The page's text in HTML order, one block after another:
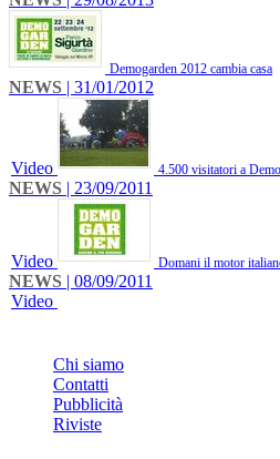
Demogarden 2012 cambia casa
NEWS | 31/01/2012
Video 4.500 visitatori a
NEWS | 23/09/2011
Video Domani il motor
NEWS | 08/09/2011
Video
Chi siamo
Contatti
Pubblicità
Riviste